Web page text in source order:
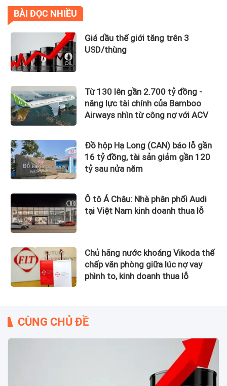
BÀI ĐỌC NHIỀU
Giá dầu thế giới tăng trên 3
USD/thùng
Từ 130 lên gần 2.700 tỷ đồng -
năng lực tài chính của Bamboo
Airways nhìn từ công nợ với ACV
Đồ hộp Hạ Long (CAN) báo lỗ gần
16 tỷ đồng, tài sản giảm gần 120
tỷ sau nửa năm
Ô tô Á Châu: Nhà phân phối Audi
tại Việt Nam kinh doanh thua lỗ
Chủ hãng nước khoáng Vikoda thế
chấp văn phòng giữa lúc nợ vay
phình to, kinh doanh thua lỗ
CÙNG CHỦ ĐỀ